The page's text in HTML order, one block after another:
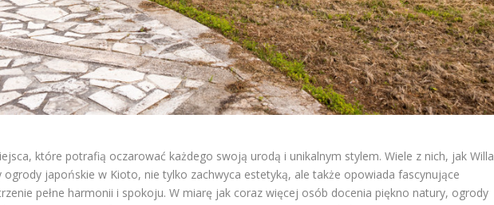
które potrafią oczarować każdego swoją urodą i unikalnym stylem. Wiele z nich, jak Willa
ogrody japońskie w Kioto, nie tylko zachwyca estetyką, ale także opowiada fascynujące
pełne harmonii i spokoju. W miarę jak coraz więcej osób docenia piękno natury, ogrody